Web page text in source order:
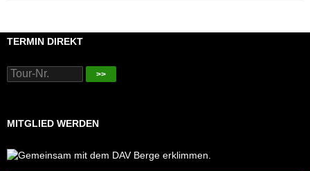
TERMIN DIREKT
>>
MITGLIED WERDEN